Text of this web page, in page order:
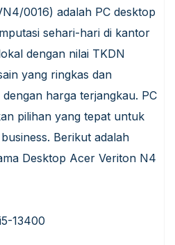
0016) adalah PC desktop
sehari-hari di kantor
dengan nilai TKDN
yang ringkas dan
harga terjangkau. PC
pilihan yang tepat untuk
Berikut adalah
Desktop Acer Veriton N4
13400